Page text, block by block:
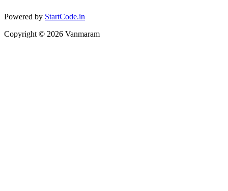
Powered by StartCode.in
Copyright © 2026 Vanmaram